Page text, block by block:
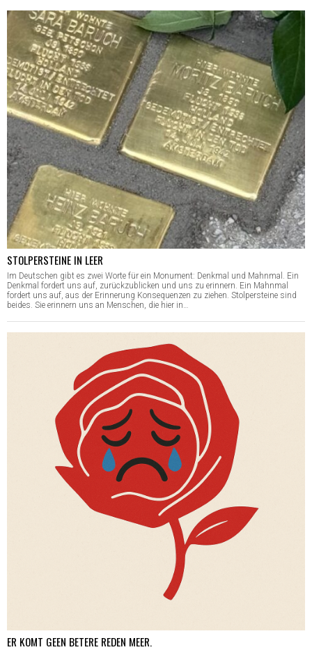
STOLPERSTEINE IN LEER
Im Deutschen gibt es zwei Worte für ein Monument: Denkmal und Mahnmal. Ein
Denkmal fordert uns auf, zurückzublicken und uns zu erinnern. Ein Mahnmal
fordert uns auf, aus der Erinnerung Konsequenzen zu ziehen. Stolpersteine sind
beides. Sie erinnern uns an Menschen, die hier in…
ER KOMT GEEN BETERE REDEN MEER.